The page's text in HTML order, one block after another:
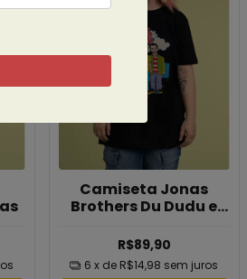
Camiseta Jonas
Brothers Du Dudu e
R$89,90
6 x de R$14,98 sem juros